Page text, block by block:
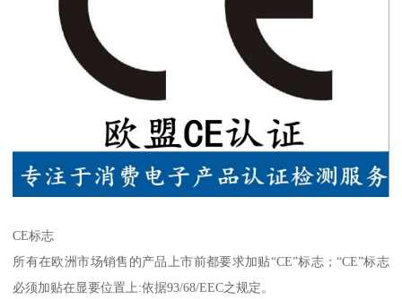
CE标志
所有在欧洲市场销售的产品上市前都要求加贴“CE”标志；“CE”标志
必须加贴在显要位置上:依据93/68/EEC之规定。